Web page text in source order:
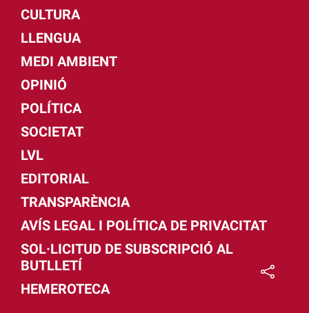
CULTURA
LLENGUA
MEDI AMBIENT
OPINIÓ
POLÍTICA
SOCIETAT
LVL
EDITORIAL
TRANSPARÈNCIA
AVÍS LEGAL I POLÍTICA DE PRIVACITAT
SOL·LICITUD DE SUBSCRIPCIÓ AL
BUTLLETÍ
HEMEROTECA